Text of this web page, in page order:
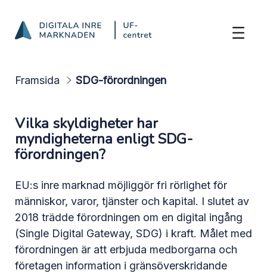
Framsida SDG-förordningen
Vilka skyldigheter har
myndigheterna enligt SDG-
förordningen?
EU:s inre marknad möjliggör fri rörlighet för
människor, varor, tjänster och kapital. I slutet av
2018 trädde förordningen om en digital ingång
(Single Digital Gateway, SDG) i kraft. Målet med
förordningen är att erbjuda medborgarna och
företagen information i gränsöverskridande